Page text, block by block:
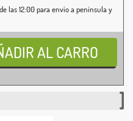
las 12:00 para envío a península y